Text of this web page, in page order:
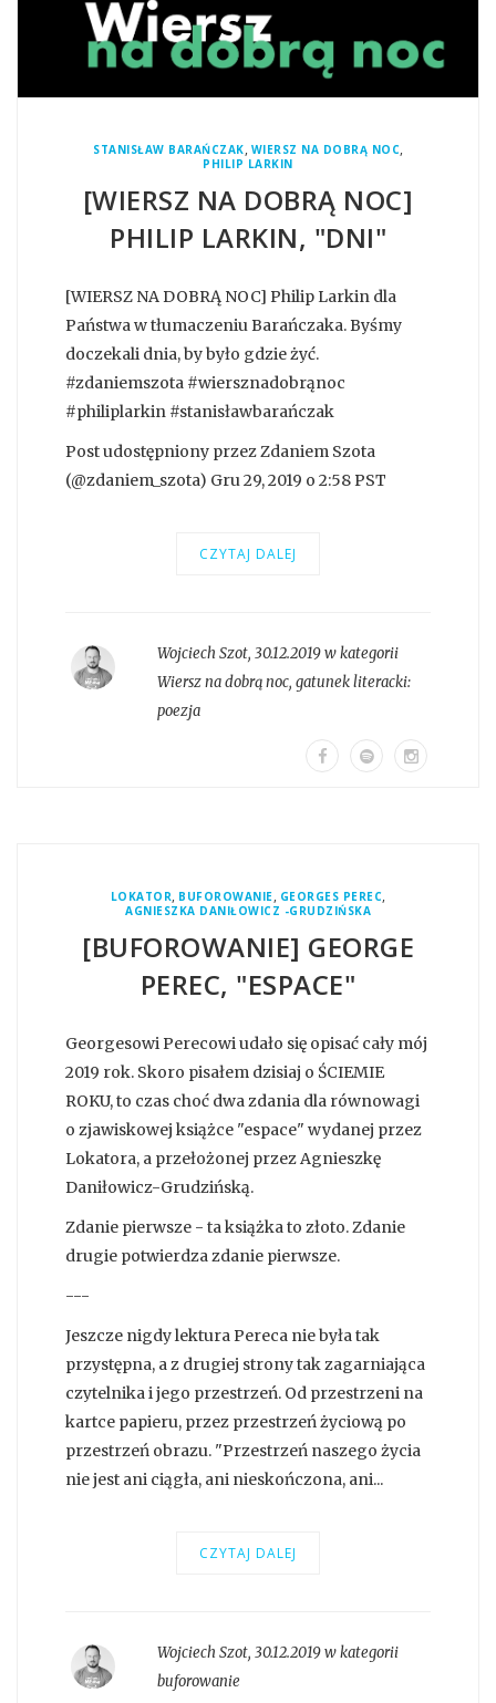
STANISŁAW BARAŃCZAK, WIERSZ NA DOBRĄ NOC,
PHILIP LARKIN
[WIERSZ NA DOBRĄ NOC]
PHILIP LARKIN, "DNI"
[WIERSZ NA DOBRĄ NOC] Philip Larkin dla
Państwa w tłumaczeniu Barańczaka. Byśmy
doczekali dnia, by było gdzie żyć.
#zdaniemszota #wiersznadobrąnoc
#philiplarkin #stanisławbarańczak
Post udostępniony przez Zdaniem Szota
(@zdaniem_szota) Gru 29, 2019 o 2:58 PST
CZYTAJ DALEJ
Wojciech Szot, 30.12.2019 w kategorii
Wiersz na dobrą noc, gatunek literacki:
poezja
LOKATOR, BUFOROWANIE, GEORGES PEREC,
AGNIESZKA DANIŁOWICZ -GRUDZIŃSKA
[BUFOROWANIE] GEORGE
PEREC, "ESPACE"
Georgesowi Perecowi udało się opisać cały mój
2019 rok. Skoro pisałem dzisiaj o ŚCIEMIE
ROKU, to czas choć dwa zdania dla równowagi
o zjawiskowej książce "espace" wydanej przez
Lokatora, a przełożonej przez Agnieszkę
Daniłowicz-Grudzińską.
Zdanie pierwsze - ta książka to złoto. Zdanie
drugie potwierdza zdanie pierwsze.
---
Jeszcze nigdy lektura Pereca nie była tak
przystępna, a z drugiej strony tak zagarniająca
czytelnika i jego przestrzeń. Od przestrzeni na
kartce papieru, przez przestrzeń życiową po
przestrzeń obrazu. "Przestrzeń naszego życia
nie jest ani ciągła, ani nieskończona, ani...
CZYTAJ DALEJ
Wojciech Szot, 30.12.2019 w kategorii
buforowanie